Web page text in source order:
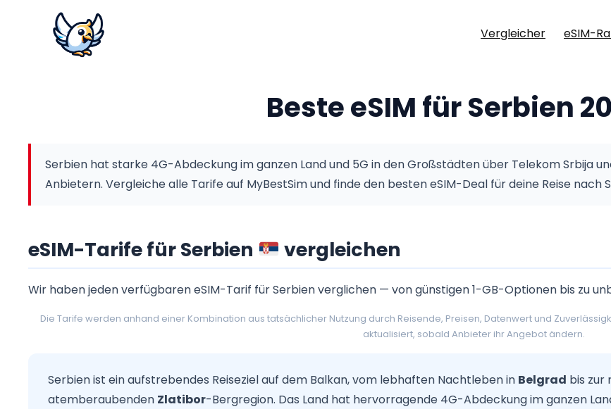
Vergleicher eSIM-
Beste eSIM für Serbien
Serbien hat starke 4G-Abdeckung im ganzen Land und 5G in den Großstädten über Telekom Srbija
Anbietern. Vergleiche alle Tarife auf MyBestSim und finde den besten eSIM-Deal für deine Reise nach
eSIM-Tarife für Serbien vergleichen
Wir haben jeden verfügbaren eSIM-Tarif für Serbien verglichen — von günstigen 1-GB-Optionen bis zu
Die Tarife werden anhand einer Kombination aus tatsächlicher Nutzung durch Reisende, Preisen, Datenwert und
aktualisiert, sobald Anbieter ihr Angebot ändern.
Serbien ist ein aufstrebendes Reiseziel auf dem Balkan, vom lebhaften Nachtleben in Belgrad bis zur
atemberaubenden Zlatibor-Bergregion. Das Land hat hervorragende 4G-Abdeckung im ganzen